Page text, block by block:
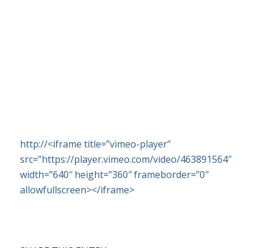
http://<iframe title=”vimeo-player”
src=”https://player.vimeo.com/video/463891564″
width=”640″ height=”360″ frameborder=”0″
allowfullscreen></iframe>